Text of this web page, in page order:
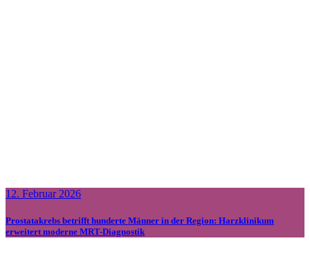
12. Februar 2026
Prostatakrebs betrifft hunderte Männer in der Region: Harzklinikum
erweitert moderne MRT-Diagnostik